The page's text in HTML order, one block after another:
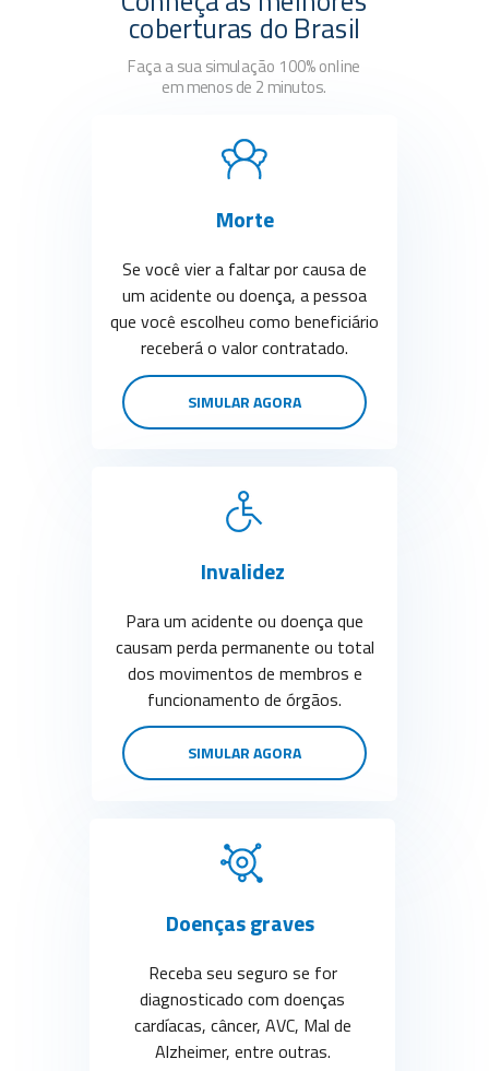
coberturas do Brasil
Faça a sua simulação 100% online
em menos de 2 minutos.
Morte
Se você vier a faltar por causa de
um acidente ou doença, a pessoa
que você escolheu como beneficiário
receberá o valor contratado.
SIMULAR AGORA
Invalidez
Para um acidente ou doença que
causam perda permanente ou total
dos movimentos de membros e
funcionamento de órgãos.
SIMULAR AGORA
Doenças graves
Receba seu seguro se for
diagnosticado com doenças
cardíacas, câncer, AVC, Mal de
Alzheimer, entre outras.